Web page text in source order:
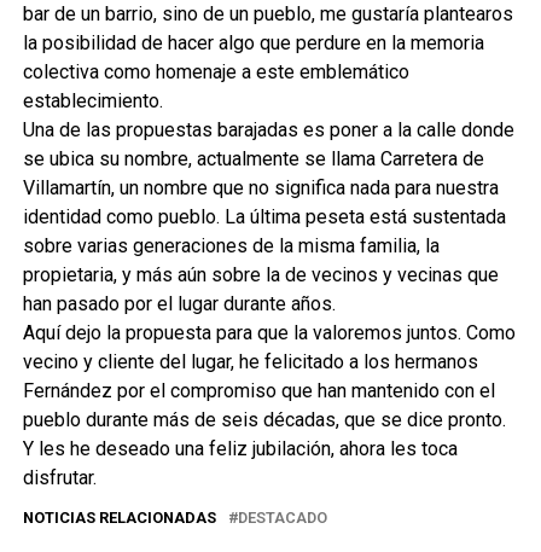
bar de un barrio, sino de un pueblo, me gustaría plantearos
la posibilidad de hacer algo que perdure en la memoria
colectiva como homenaje a este emblemático
establecimiento.
Una de las propuestas barajadas es poner a la calle donde
se ubica su nombre, actualmente se llama Carretera de
Villamartín, un nombre que no significa nada para nuestra
identidad como pueblo. La última peseta está sustentada
sobre varias generaciones de la misma familia, la
propietaria, y más aún sobre la de vecinos y vecinas que
han pasado por el lugar durante años.
Aquí dejo la propuesta para que la valoremos juntos. Como
vecino y cliente del lugar, he felicitado a los hermanos
Fernández por el compromiso que han mantenido con el
pueblo durante más de seis décadas, que se dice pronto.
Y les he deseado una feliz jubilación, ahora les toca
disfrutar.
NOTICIAS RELACIONADAS DESTACADO